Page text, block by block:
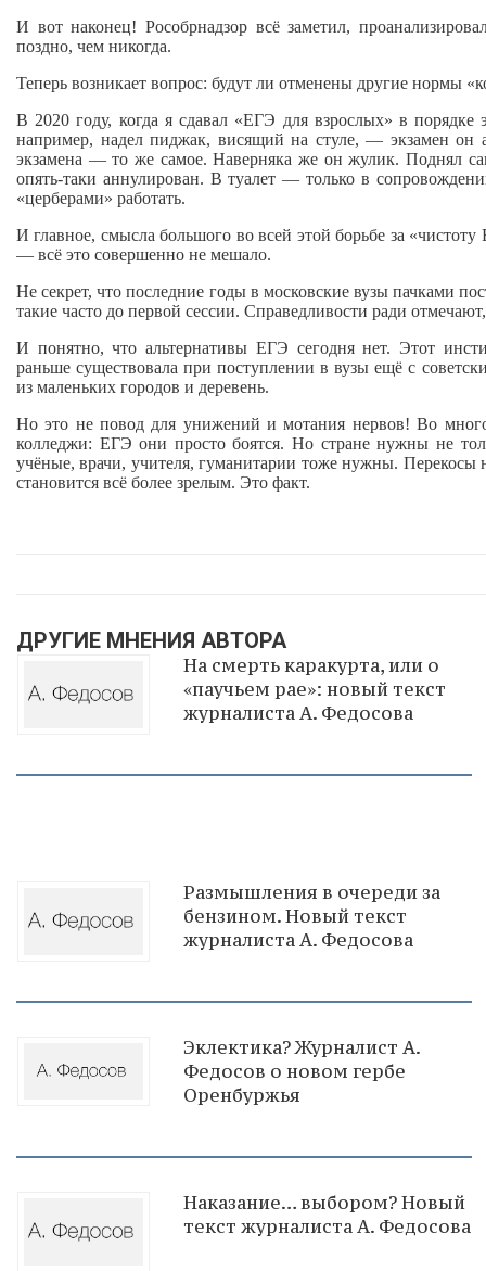
И вот наконец! Рособрнадзор всё заметил,
поздно, чем никогда.
Теперь возникает вопрос: будут ли отменены другие нормы
В 2020 году, когда я сдавал «ЕГЭ для взрослых» в порядке
например, надел пиджак, висящий на стуле, — экзамен он
экзамена — то же самое. Наверняка же он жулик. Поднял
опять‑таки аннулирован. В туалет — только в
«церберами» работать.
И главное, смысла большого во всей этой борьбе за
— всё это совершенно не мешало.
Не секрет, что последние годы в московские вузы пачками
такие часто до первой сессии. Справедливости ради
И понятно, что альтернативы ЕГЭ сегодня нет. Этот
раньше существовала при поступлении в вузы ещё с
из маленьких городов и деревень.
Но это не повод для унижений и мотания нервов! Во
колледжи: ЕГЭ они просто боятся. Но стране нужны не
учёные, врачи, учителя, гуманитарии тоже нужны. Перекосы
становится всё более зрелым. Это факт.
ДРУГИЕ МНЕНИЯ АВТОРА
На смерть каракурта, или о
«паучьем рае»: новый текст
журналиста А. Федосова
Размышления в очереди за
бензином. Новый текст
журналиста А. Федосова
Эклектика? Журналист А.
Федосов о новом гербе
Оренбуржья
Наказание… выбором? Новый
текст журналиста А. Федосова